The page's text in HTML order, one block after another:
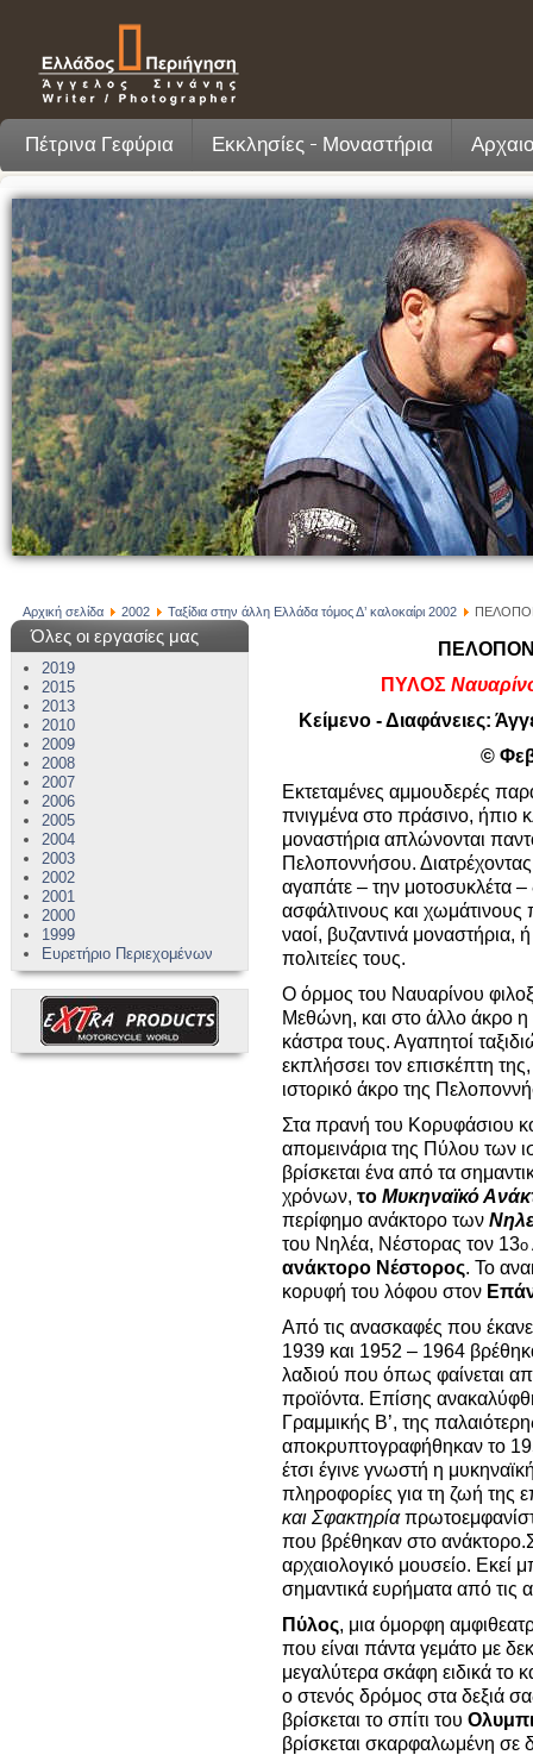
Πέτρινα Γεφύρια Εκκλησίες - Μοναστήρια
Αρχική σελίδα 2002 Ταξίδια στην άλλη Ελλάδα τόμος Δ’ καλοκαίρι 2002
Όλες οι εργασίες μας
2019
2015
2013
2010
2009
2008
2007
2006
2005
2004
2003
2002
2001
2000
1999
Ευρετήριο Περιεχομένων
ΠΥΛΟΣ
Κείμενο - Διαφάνειες:
©
Εκτεταμένες αμμουδερές
πνιγμένα στο πράσινο, ήπιο
μοναστήρια απλώνονται
Πελοποννήσου.
αγαπάτε – την μοτοσυκλέτα
ασφάλτινους και χωμάτινους
ναοί, βυζαντινά μοναστήρια,
πολιτείες τους.
Ο όρμος του Ναυαρίνου
Μεθώνη, και στο άλλο άκρο
κάστρα τους. Αγαπητοί
εκπλήσσει τον επισκέπτη
ιστορικό άκρο της
Στα πρανή του Κορυφάσιου
απομεινάρια της Πύλου των
βρίσκεται ένα από τα
χρόνων, το Μυκηναϊκό
περίφημο ανάκτορο των
του Νηλέα, Νέστορας τον 13ο
ανάκτορο Νέστορος. Το
κορυφή του λόφου στον
Από τις ανασκαφές που
1939 και 1952 – 1964
λαδιού που όπως φαίνεται
προϊόντα. Επίσης
Γραμμικής Β’, της
αποκρυπτογραφήθηκαν το
έτσι έγινε γνωστή η
πληροφορίες για τη ζωή της
και Σφακτηρία
που βρέθηκαν στο
αρχαιολογικό μουσείο. Εκεί
σημαντικά ευρήματα από τις
Πύλος, μια όμορφη
που είναι πάντα γεμάτο με
μεγαλύτερα σκάφη ειδικά το
ο στενός δρόμος στα δεξιά
βρίσκεται το σπίτι του
βρίσκεται σκαρφαλωμένη σε